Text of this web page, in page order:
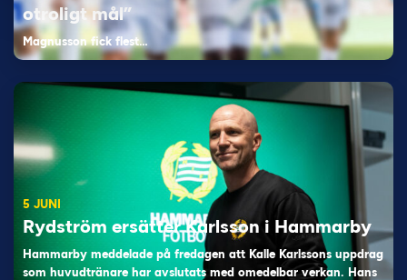
otroligt mål”
Magnusson fick flest…
5 JUNI
Rydström ersätter Karlsson i Hammarby
Hammarby meddelade på fredagen att Kalle Karlssons uppdrag
som huvudtränare har avslutats med omedelbar verkan. Hans